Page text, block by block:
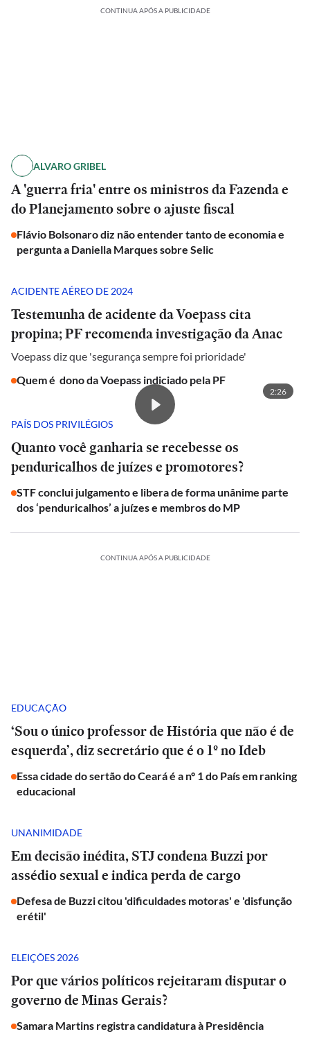
CONTINUA APÓS A PUBLICIDADE
ALVARO GRIBEL
A 'guerra fria' entre os ministros da Fazenda e
do Planejamento sobre o ajuste fiscal
Flávio Bolsonaro diz não entender tanto de economia e
pergunta a Daniella Marques sobre Selic
ACIDENTE AÉREO DE 2024
Testemunha de acidente da Voepass cita
propina; PF recomenda investigação da Anac
Voepass diz que 'segurança sempre foi prioridade'
Quem é dono da Voepass indiciado pela PF
2:26
PAÍS DOS PRIVILÉGIOS
Quanto você ganharia se recebesse os
penduricalhos de juízes e promotores?
STF conclui julgamento e libera de forma unânime parte
dos ‘penduricalhos’ a juízes e membros do MP
CONTINUA APÓS A PUBLICIDADE
EDUCAÇÃO
‘Sou o único professor de História que não é de
esquerda’, diz secretário que é o 1º no Ideb
Essa cidade do sertão do Ceará é a nº 1 do País em ranking
educacional
UNANIMIDADE
Em decisão inédita, STJ condena Buzzi por
assédio sexual e indica perda de cargo
Defesa de Buzzi citou 'dificuldades motoras' e 'disfunção
erétil'
ELEIÇÕES 2026
Por que vários políticos rejeitaram disputar o
governo de Minas Gerais?
Samara Martins registra candidatura à Presidência